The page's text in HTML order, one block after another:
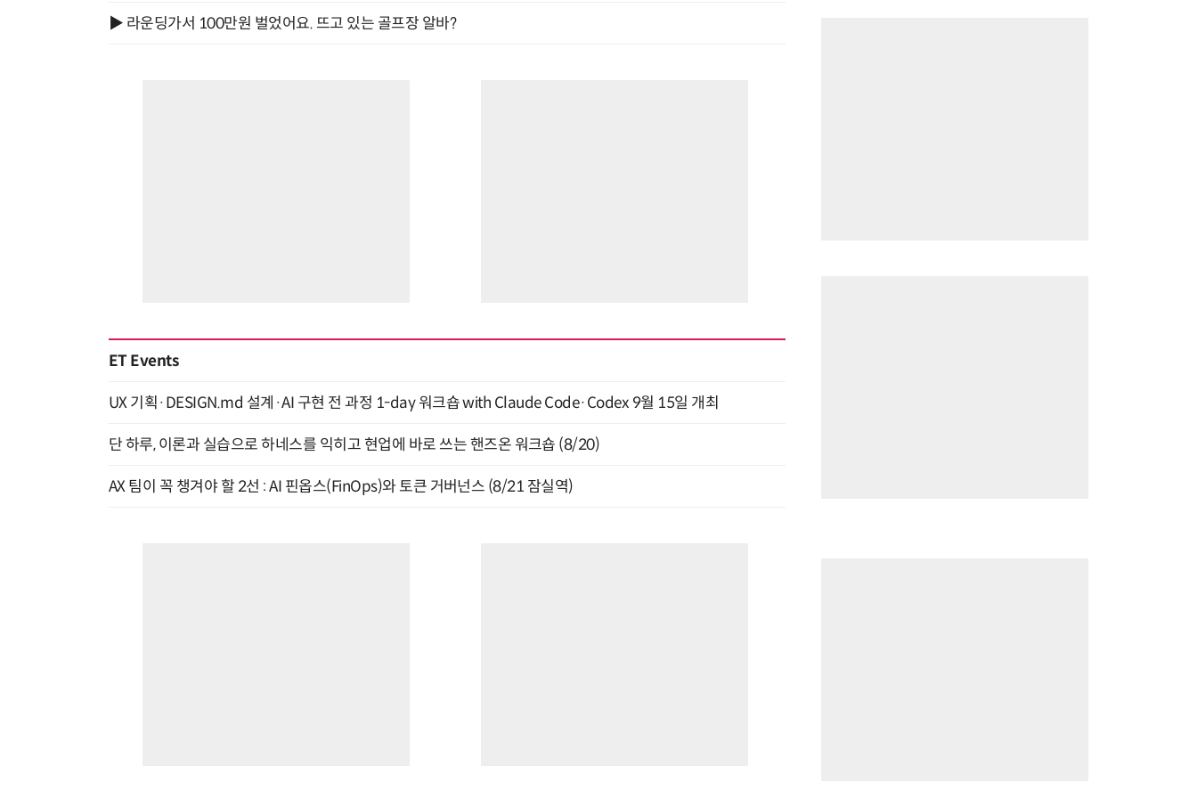
▶ 라운딩가서 100만원 벌었어요. 뜨고 있는 골프장 알바?
ET Events
UX 기획·DESIGN.md 설계·AI 구현 전 과정 1-day 워크숍 with Claude Code·Codex 9월 15일 개최
단 하루, 이론과 실습으로 하네스를 익히고 현업에 바로 쓰는 핸즈온 워크숍 (8/20)
AX 팀이 꼭 챙겨야 할 2선 : AI 핀옵스(FinOps)와 토큰 거버넌스 (8/21 잠실역)